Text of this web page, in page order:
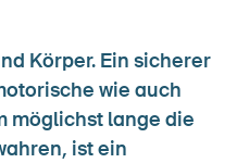
Körper. Ein sicherer
wie auch
möglichst lange die
ist ein